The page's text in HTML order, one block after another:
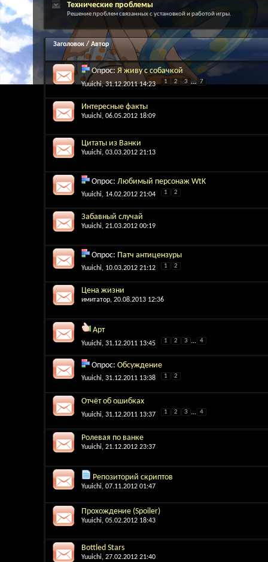
Технические проблемы
Решение проблем связанных с установкой и работой игры.
Заголовок / Автор
Опрос: Я живу с собачкой
Yuuichi, 31.12.2011 14:23 1 2 3 ... 7
Интересные факты
Yuuichi, 06.05.2012 18:09
Цитаты из Ванки
Yuuichi, 03.03.2012 21:13
Опрос: Любимый персонаж WtK
Yuuichi, 14.02.2012 21:04 1 2
Забавный случай
Yuuichi, 21.03.2012 00:19
Опрос: Патч антицензуры
Yuuichi, 10.03.2012 21:12 1 2
Цена жизни
имитатор, 20.08.2013 12:36
Арт
Yuuichi, 31.12.2011 13:45 1 2 3 ... 4
Опрос: Обсуждение
Yuuichi, 31.12.2011 13:38 1 2
Отчёт об ошибках
Yuuichi, 31.12.2011 13:37 1 2 3 ... 4
Ролевая по ванке
Yuuichi, 21.12.2012 23:37
Репозиторий скриптов
Yuuichi, 07.11.2012 01:47
Прохождение (Spoiler)
Yuuichi, 05.02.2012 18:43
Bottled Stars
Yuuichi, 27.02.2012 21:40